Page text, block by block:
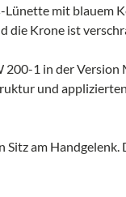
mit blauem
Krone ist
1 in der
und
am Handgelenk.